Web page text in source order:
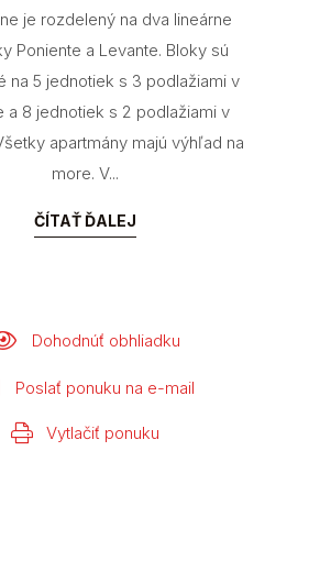
je rozdelený na dva lineárne
Poniente a Levante. Bloky sú
na 5 jednotiek s 3 podlažiami v
a 8 jednotiek s 2 podlažiami v
apartmány majú výhľad na
more. V...
ČÍTAŤ ĎALEJ
Dohodnúť obhliadku
Poslať ponuku na e-mail
Vytlačiť ponuku